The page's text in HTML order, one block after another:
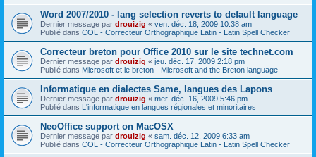
Word 2007/2010 - lang selection reverts to default language
Dernier message par drouizig « ven. déc. 18, 2009 10:38 am
Publié dans COL - Correcteur Orthographique Latin - Latin Spell Checker
Correcteur breton pour Office 2010 sur le site technet.com
Dernier message par drouizig « jeu. déc. 17, 2009 2:18 pm
Publié dans Microsoft et le breton - Microsoft and the Breton language
Informatique en dialectes Same, langues des Lapons
Dernier message par drouizig « mer. déc. 16, 2009 5:46 pm
Publié dans L'informatique en langues régionales et minoritaires
NeoOffice support on MacOSX
Dernier message par drouizig « sam. déc. 12, 2009 6:33 am
Publié dans COL - Correcteur Orthographique Latin - Latin Spell Checker